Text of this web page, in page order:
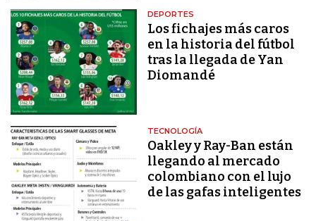
DEPORTES
Los fichajes más caros
en la historia del fútbol
tras la llegada de Yan
Diomandé
TECNOLOGÍA
Oakley y Ray-Ban están
llegando al mercado
colombiano con el lujo
de las gafas inteligentes